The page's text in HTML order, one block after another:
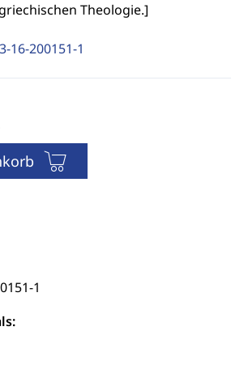
Theologie.]
16-200151-1
1